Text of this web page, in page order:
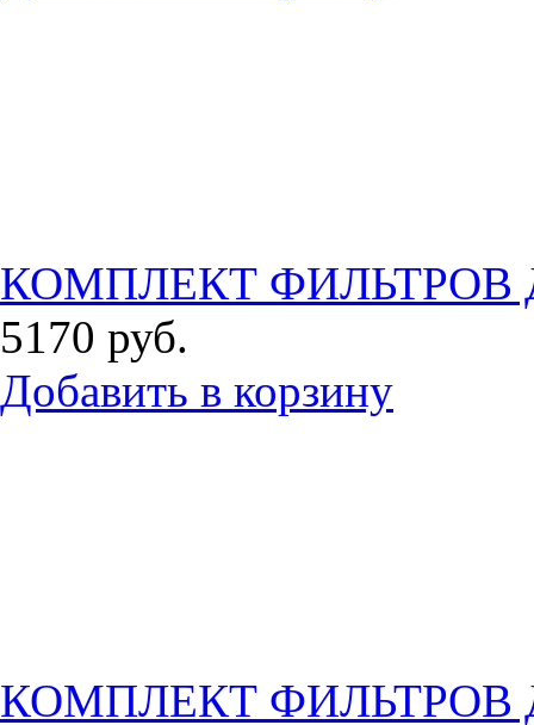
КОМПЛЕКТ ФИЛЬТРОВ
5170 руб.
Добавить в корзину
КОМПЛЕКТ ФИЛЬТРОВ